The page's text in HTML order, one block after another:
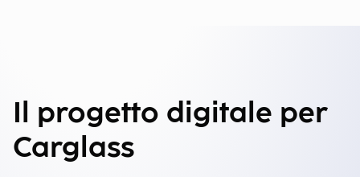
Il progetto digitale per
Carglass